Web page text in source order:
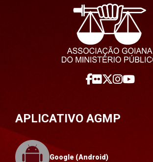
APLICATIVO AGMP
Google (Android)